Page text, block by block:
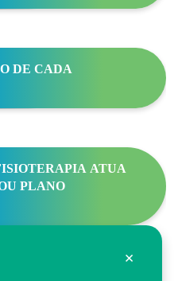
DE CADA
ATUA
PLANO
×